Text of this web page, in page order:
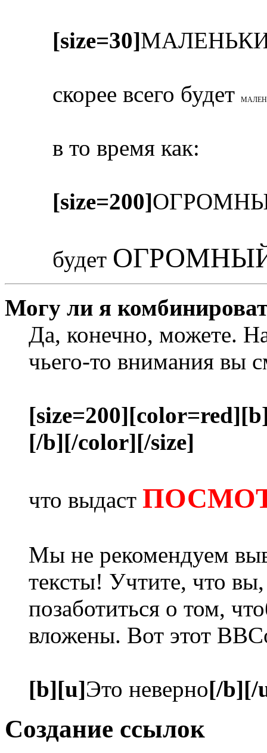
[size=30]
скорее всего будет
в то время как:
[size=200]
будет
Могу ли я
Да, конечно, можете.
чьего-то внимания вы
[/b][/color][/size]
что выдаст
Мы не рекомендуем
тексты! Учтите, что
позаботиться о том,
вложены. Вот этот
[b][u]Это неверно[/b][/
Создание ссылок